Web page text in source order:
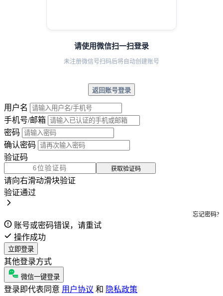
请使用微信扫一扫登录
未注册微信号扫码后将自动创建账号
返回账号登录
用户名
手机号/邮箱
密码
确认密码
验证码
获取验证码
请向右滑动滑块验证
验证通过
忘记密码?
账号或密码错误，请重试
操作成功
立即登录
其他登录方式
微信一键登录
登录即代表同意 用户协议 和 隐私政策